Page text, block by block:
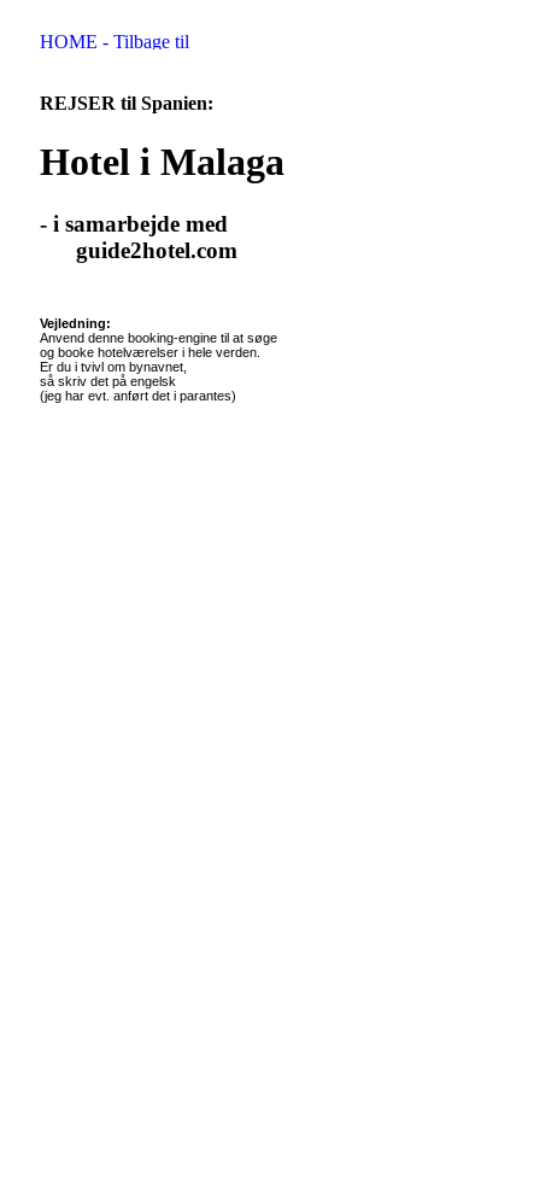
REJSER til Spanien:
Hotel i Malaga
- i samarbejde med
guide2hotel.com
Vejledning:
Anvend denne booking-engine til at søge
og booke hotelværelser i hele verden.
Er du i tvivl om bynavnet,
så skriv det på engelsk
(jeg har evt. anført det i parantes)